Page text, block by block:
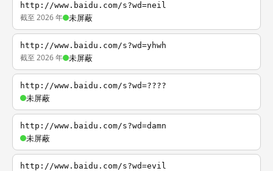
http://www.baidu.com/s?wd=neil
截至 2026 年 未屏蔽
http://www.baidu.com/s?wd=yhwh
截至 2026 年 未屏蔽
http://www.baidu.com/s?wd=????
未屏蔽
http://www.baidu.com/s?wd=damn
未屏蔽
http://www.baidu.com/s?wd=evil